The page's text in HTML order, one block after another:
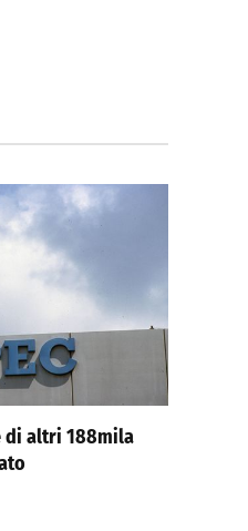
di altri 188mila